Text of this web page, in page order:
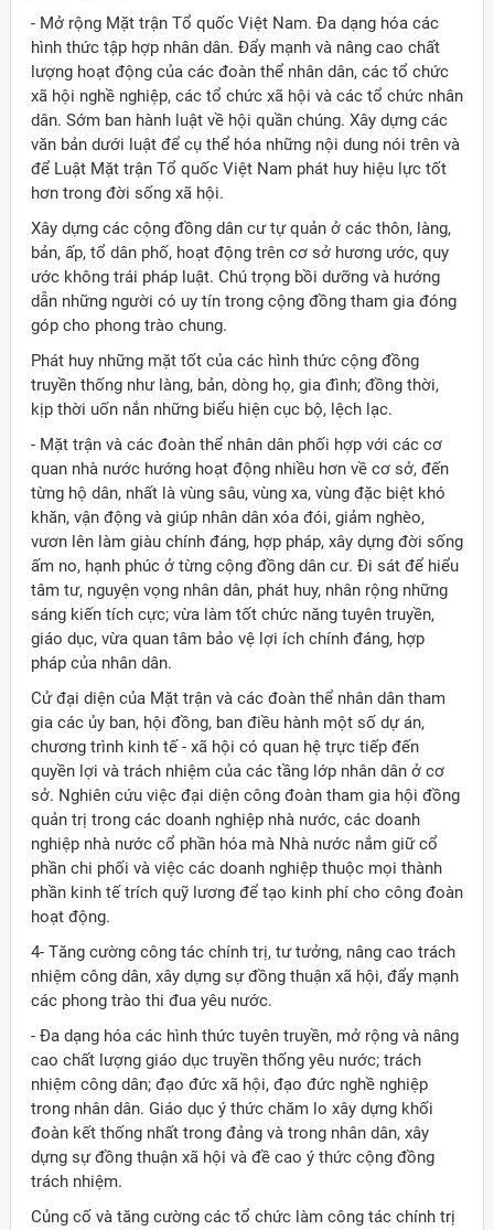
- Mở rộng Mặt trận Tổ quốc Việt Nam. Ða dạng hóa các
hình thức tập hợp nhân dân. Ðẩy mạnh và nâng cao chất
lượng hoạt động của các đoàn thể nhân dân, các tổ chức
xã hội nghề nghiệp, các tổ chức xã hội và các tổ chức nhân
dân. Sớm ban hành luật về hội quần chúng. Xây dựng các
văn bản dưới luật để cụ thể hóa những nội dung nói trên và
để Luật Mặt trận Tổ quốc Việt Nam phát huy hiệu lực tốt
hơn trong đời sống xã hội.
Xây dựng các cộng đồng dân cư tự quản ở các thôn, làng,
bản, ấp, tổ dân phố, hoạt động trên cơ sở hương ước, quy
ước không trái pháp luật. Chú trọng bồi dưỡng và hướng
dẫn những người có uy tín trong cộng đồng tham gia đóng
góp cho phong trào chung.
Phát huy những mặt tốt của các hình thức cộng đồng
truyền thống như làng, bản, dòng họ, gia đình; đồng thời,
kịp thời uốn nắn những biểu hiện cục bộ, lệch lạc.
- Mặt trận và các đoàn thể nhân dân phối hợp với các cơ
quan nhà nước hướng hoạt động nhiều hơn về cơ sở, đến
từng hộ dân, nhất là vùng sâu, vùng xa, vùng đặc biệt khó
khăn, vận động và giúp nhân dân xóa đói, giảm nghèo,
vươn lên làm giàu chính đáng, hợp pháp, xây dựng đời sống
ấm no, hạnh phúc ở từng cộng đồng dân cư. Ði sát để hiểu
tâm tư, nguyện vọng nhân dân, phát huy, nhân rộng những
sáng kiến tích cực; vừa làm tốt chức năng tuyên truyền,
giáo dục, vừa quan tâm bảo vệ lợi ích chính đáng, hợp
pháp của nhân dân.
Cử đại diện của Mặt trận và các đoàn thể nhân dân tham
gia các ủy ban, hội đồng, ban điều hành một số dự án,
chương trình kinh tế - xã hội có quan hệ trực tiếp đến
quyền lợi và trách nhiệm của các tầng lớp nhân dân ở cơ
sở. Nghiên cứu việc đại diện công đoàn tham gia hội đồng
quản trị trong các doanh nghiệp nhà nước, các doanh
nghiệp nhà nước cổ phần hóa mà Nhà nước nắm giữ cổ
phần chi phối và việc các doanh nghiệp thuộc mọi thành
phần kinh tế trích quỹ lương để tạo kinh phí cho công đoàn
hoạt động.
4- Tăng cường công tác chính trị, tư tưởng, nâng cao trách
nhiệm công dân, xây dựng sự đồng thuận xã hội, đẩy mạnh
các phong trào thi đua yêu nước.
- Ða dạng hóa các hình thức tuyên truyền, mở rộng và nâng
cao chất lượng giáo dục truyền thống yêu nước; trách
nhiệm công dân; đạo đức xã hội, đạo đức nghề nghiệp
trong nhân dân. Giáo dục ý thức chăm lo xây dựng khối
đoàn kết thống nhất trong đảng và trong nhân dân, xây
dựng sự đồng thuận xã hội và đề cao ý thức cộng đồng
trách nhiệm.
Củng cố và tăng cường các tổ chức làm công tác chính trị